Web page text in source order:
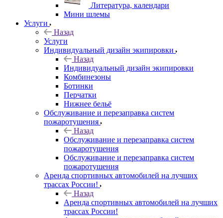
Литература, календари
Мини шлемы
Услуги
Назад
Услуги
Индивидуальный дизайн экипировки
Назад
Индивидуальный дизайн экипировки
Комбинезоны
Ботинки
Перчатки
Нижнее бельё
Обслуживание и перезаправка систем
пожаротушения
Назад
Обслуживание и перезаправка систем
пожаротушения
Обслуживание и перезаправка систем
пожаротушения
Аренда спортивных автомобилей на лучших
трассах России!
Назад
Аренда спортивных автомобилей на лучших
трассах России!